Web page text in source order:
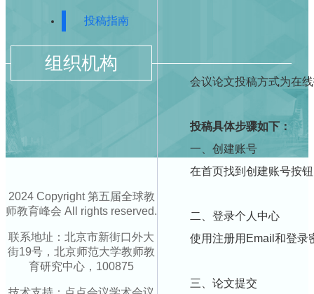
投稿指南
会议论文投稿方式为在
投稿具体步骤如下：
一、创建账号
在首页找到创建账号按
二、登录个人中心
使用注册用Email和登录
三、论文提交
组织机构
2024 Copyright 第五届全球教
师教育峰会 All rights reserved.
联系地址：北京市新街口外大
街19号，北京师范大学教师教
育研究中心，100875